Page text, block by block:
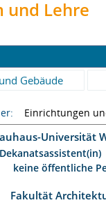
und Lehre
Gebäude
Einrichtungen
Dekanatsassistent(in)
keine öffentliche
Fakultät